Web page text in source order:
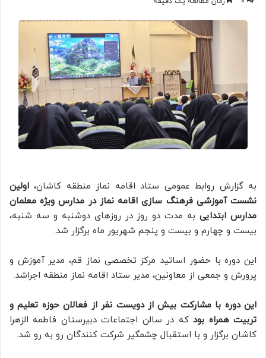
به گزارش روابط عمومی ستاد اقامه نماز منطقه کاشان، اولین
نشست آموزشی فرهنگ سازی اقامه نماز در مدارس ویژه معلمان
مدارس ابتداییبه مدت دو روز در روزهای دوشنبه و سه شنبه،
بیست و چهارم و بیست و پنجم شهریور ماه برگزار شد.
این دوره با حضور اساتید مرکز تخصصی نماز قم، مدیر آموزش و
پرورش و جمعی از معاونین، مدیر ستاد اقامه نماز منطقه اجراشد.
این دوره با مشارکت بیش از دویست نفر از فعالان حوزه تعلیم و
تربیت همراه بودکه در سالن اجتماعات دبیرستان فاطمه الزهرا
کاشان برگزار و با استقبال چشمگیر شرکت کنندگان رو به رو شد.